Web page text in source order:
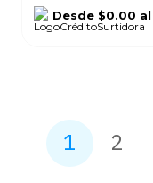
Desde$0.00
1 2